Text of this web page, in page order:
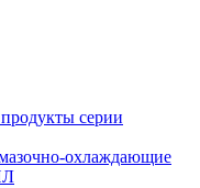
серии
охлаждающие